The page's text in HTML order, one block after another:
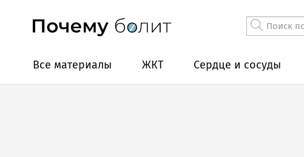
Все материалы ЖКТ Сердце и сосуды